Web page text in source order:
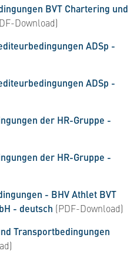
BVT Chartering und
Download)
ADSp -
ADSp -
der HR-Gruppe -
der HR-Gruppe -
- BHV Athlet BVT
- deutsch (PDF-Download)
Transportbedingungen